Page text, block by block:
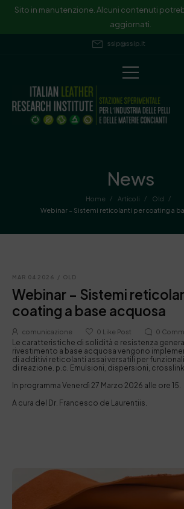
Sito in manutenzione. Alcuni contenuti
aggiornati.
ssip@ssip.it
News
Home / Articoli / Old
/
Webinar – Sistemi reticolanti per coating a
MAR 04 2026 / OLD
Webinar – Sistemi
coating a base acquosa
comunicazione 0 Like Post 0
Le caratteristiche di solidità e resistenza
rivestimento a base acquosa vengono
di additivi reticolanti assai versatili per
di reazione. p.c. Emulsioni, dispersioni,
In programma Venerdì 27 Marzo 2026 alle ore 15.
A cura del Dr. Francesco de Laurentiis.